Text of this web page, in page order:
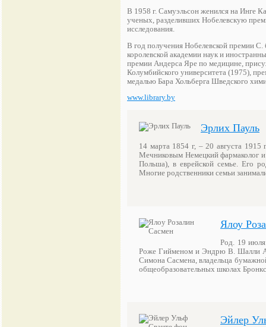
В 1958 г. Самуэльсон женился на Инге
ученых, разделивших Нобелевскую
исследования.
В год получения Нобелевской премии С.
королевской академии наук и
премии Андерса Яре по медицине,
Колумбийского университета (1975),
медалью Бара Хольберга Шведского
www.library.by
Эрлих Пауль
14 марта 1854 г, – 20 августа 1915
Мечниковым Немецкий фармаколог
Польша), в еврейской семье. Его
Многие родственники семьи
Ялоу
Род. 19 июля
Роже Гийменом и Эндрю В. Шалли
Симона Сасмена, владельца
общеобразовательных школах
Эйлер